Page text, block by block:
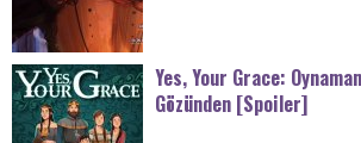
Yes, Your Grace:
Gözünden [Spoiler]